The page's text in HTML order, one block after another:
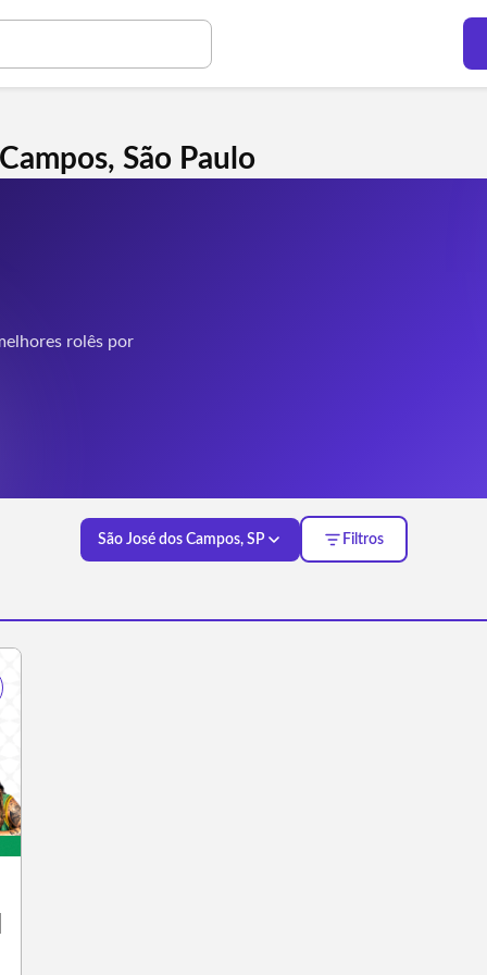
São Paulo
rolês por
São José dos Campos, SP Filtros